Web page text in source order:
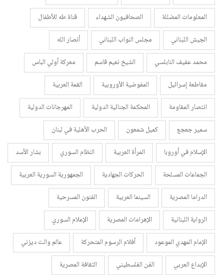
المعلومات المضللة
الصحافيون الشهداء
قناة طه للأطفال
الجيش اللبناني
مجلس النواب اللبناني
أنصار الله
محمد عفيف النابلسي
الشيخ نعيم قاسم
معركة أولي الباس
مقاطعة إسرائيل
المفوضية الأوروبية
القمة العربية
انتصار المقاومة
المحكمة الجنائية الدولية
المهرجانات الدولية
سمير جعجع
كميل شمعون
الحرب الأهلية في لبنان
الإسلام في أوروبا
المرأة العربية النظام السوري
بشار الأسد
الجماعات المسلحة
الحركات الجهادية
الجمهورية السورية العربية
الدراما المصرية
السينما العربية
الفنون المسرحية
الرواية اللبنانية
الإهرامات المصرية
الإعلام السوري
الإمام المهدي الموعود
أفلام الرسوم المتحركة
عالم والت ديزني
الإبداع العربي
الفن الفلسطيني
الثقافة المصرية